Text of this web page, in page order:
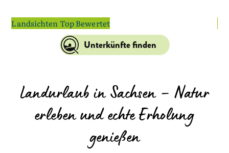
Landsichten Top Bewertet
Unterkünfte finden
Landurlaub in Sachsen – Natur
erleben und echte Erholung
genießen